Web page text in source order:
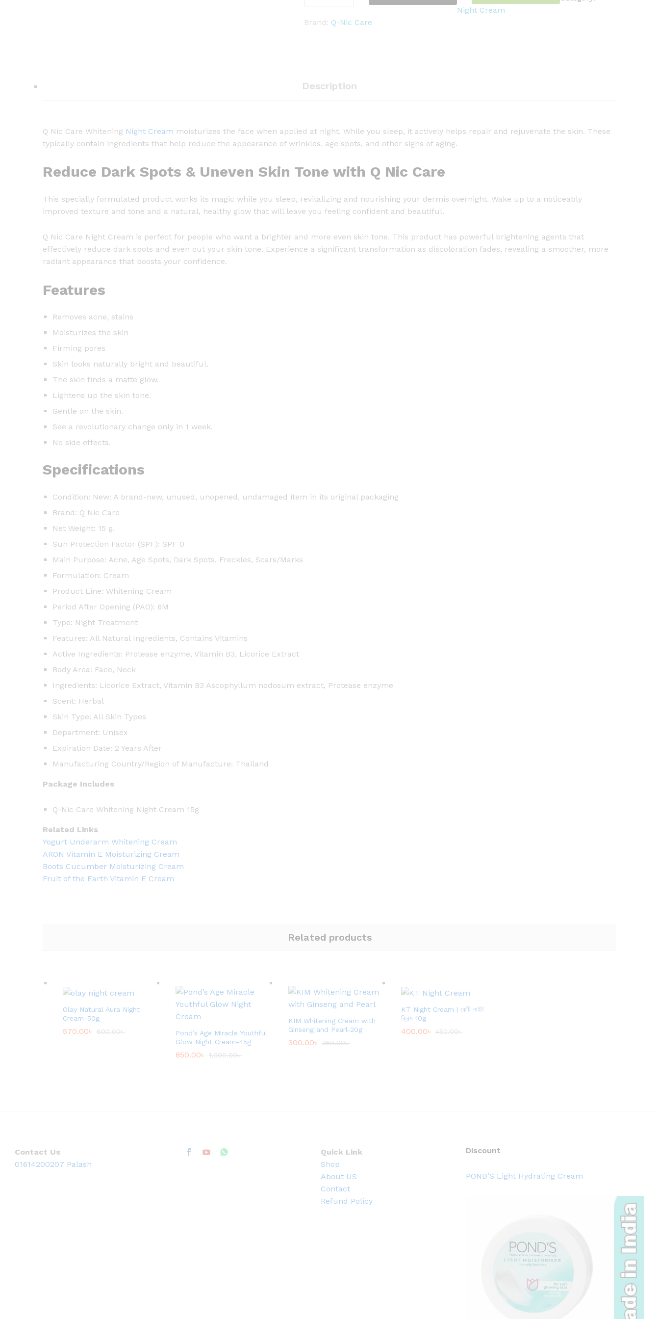
c
W
e
n
n
g
t
C
Night Cream
Brand: Q-Nic Care
Description
Q Nic Care Whitening Night Cream moisturizes the face when applied at night. While you sleep, it actively helps repair and rejuvenate the skin. These
typically contain ingredients that help reduce the appearance of wrinkles, age spots, and other signs of aging.
Reduce Dark Spots & Uneven Skin Tone with Q Nic Care
This specially formulated product works its magic while you sleep, revitalizing and nourishing your dermis overnight. Wake up to a noticeably
improved texture and tone and a natural, healthy glow that will leave you feeling confident and beautiful.
Q Nic Care Night Cream is perfect for people who want a brighter and more even skin tone. This product has powerful brightening agents that
effectively reduce dark spots and even out your skin tone. Experience a significant transformation as discoloration fades, revealing a smoother, more
radiant appearance that boosts your confidence.
Features
Removes acne, stains
Moisturizes the skin
Firming pores
Skin looks naturally bright and beautiful.
The skin finds a matte glow.
Lightens up the skin tone.
Gentle on the skin.
See a revolutionary change only in 1 week.
No side effects.
Specifications
Condition: New: A brand-new, unused, unopened, undamaged item in its original packaging
Brand: Q Nic Care
Net Weight: 15 g.
Sun Protection Factor (SPF): SPF 0
Main Purpose: Acne, Age Spots, Dark Spots, Freckles, Scars/Marks
Formulation: Cream
Product Line: Whitening Cream
Period After Opening (PAO): 6M
Type: Night Treatment
Features: All Natural Ingredients, Contains Vitamins
Active Ingredients: Protease enzyme, Vitamin B3, Licorice Extract
Body Area: Face, Neck
Ingredients: Licorice Extract, Vitamin B3 Ascophyllum nodosum extract, Protease enzyme
Scent: Herbal
Skin Type: All Skin Types
Department: Unisex
Expiration Date: 2 Years After
Manufacturing Country/Region of Manufacture: Thailand
Package Includes
Q-Nic Care Whitening Night Cream 15g
Related Links
Yogurt Underarm Whitening Cream
ARON Vitamin E Moisturizing Cream
Boots Cucumber Moisturizing Cream
Fruit of the Earth Vitamin E Cream
Related products
Olay Natural Aura Night
Cream-50g
570.00৳ 600.00৳
Pond’s Age Miracle Youthful
Glow Night Cream-45g
850.00৳ 1,000.00৳
KIM Whitening Cream with
Ginseng and Pearl-20g
300.00৳ 350.00৳
KT Night Cream | কেটি নাইট
ক্রিম-10g
400.00৳ 450.00৳
Contact Us
01614200207 Palash
Quick Link
Shop
About US
Contact
Refund Policy
Discount
POND’S Light Hydrating Cream